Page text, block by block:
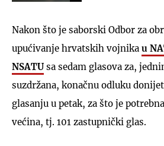
Nakon što je saborski Odbor za
upućivanje hrvatskih vojnika u
NSATU sa sedam glasova za,
suzdržana, konačnu odluku
glasanju u petak, za što je
većina, tj. 101 zastupnički glas.